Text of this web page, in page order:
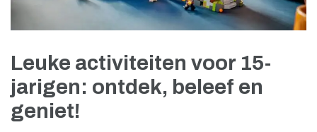
Leuke activiteiten voor 15-
jarigen: ontdek, beleef en
geniet!